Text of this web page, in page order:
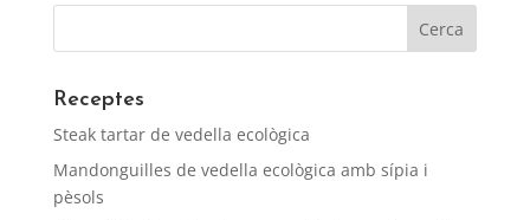
Receptes
Steak tartar de vedella ecològica
Mandonguilles de vedella ecològica amb sípia i
pèsols